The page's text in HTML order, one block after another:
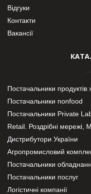
Відгуки
Контакти
Вакансії
Постачальники продуктів
Постачальники nonfood
Постачальники Private
Retail. Роздрібні мережі,
Дистрибутори України
Агропромисловий
Постачальники
Постачальники послуг
Логістичні компанії